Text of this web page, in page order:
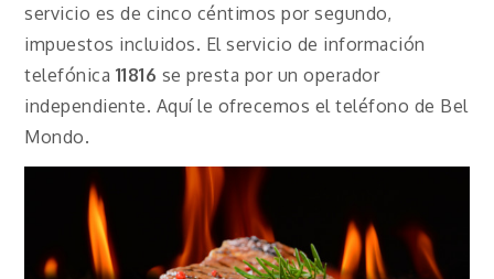
servicio es de cinco céntimos por segundo,
impuestos incluidos. El servicio de información
telefónica 11816 se presta por un operador
independiente. Aquí le ofrecemos el teléfono de Bel
Mondo.